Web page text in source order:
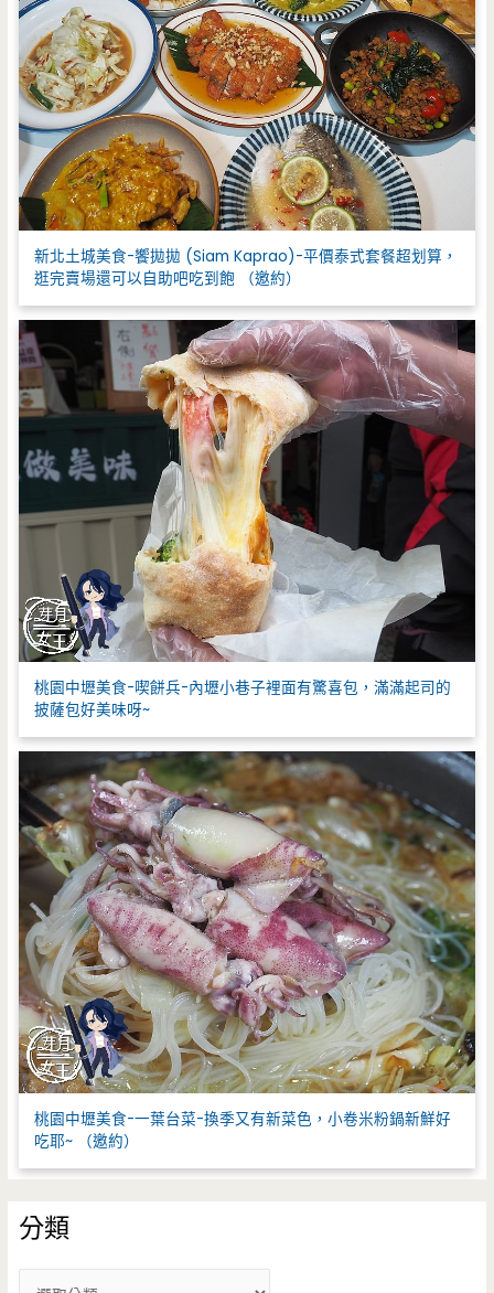
新北土城美食-饗拋拋 (Siam Kaprao)-平價泰式套餐超划算，
逛完賣場還可以自助吧吃到飽 （邀約）
桃園中壢美食-喫餅兵-內壢小巷子裡面有驚喜包，滿滿起司的
披薩包好美味呀~
桃園中壢美食-一葉台菜-換季又有新菜色，小卷米粉鍋新鮮好
吃耶~ （邀約）
分類